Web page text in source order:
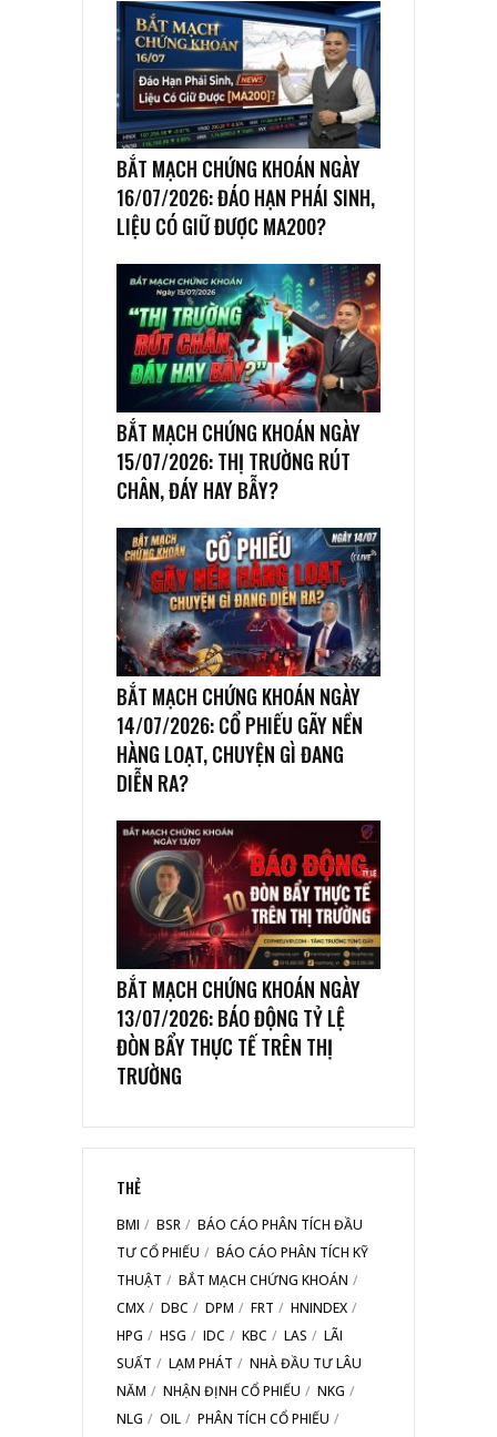
BẮT MẠCH CHỨNG KHOÁN NGÀY
16/07/2026: ĐÁO HẠN PHÁI SINH,
LIỆU CÓ GIỮ ĐƯỢC MA200?
BẮT MẠCH CHỨNG KHOÁN NGÀY
15/07/2026: THỊ TRƯỜNG RÚT
CHÂN, ĐÁY HAY BẪY?
BẮT MẠCH CHỨNG KHOÁN NGÀY
14/07/2026: CỔ PHIẾU GÃY NỀN
HÀNG LOẠT, CHUYỆN GÌ ĐANG
DIỄN RA?
BẮT MẠCH CHỨNG KHOÁN NGÀY
13/07/2026: BÁO ĐỘNG TỶ LỆ
ĐÒN BẨY THỰC TẾ TRÊN THỊ
TRƯỜNG
THẺ
BMI BSR
BÁO CÁO PHÂN TÍCH ĐẦU
TƯ CỔ PHIẾU
BÁO CÁO PHÂN TÍCH KỸ
THUẬT
BẮT MẠCH CHỨNG KHOÁN
CMX
DBC DPM FRT
HNINDEX
HPG
HSG IDC KBC LAS
LÃI
SUẤT
LẠM PHÁT
NHÀ ĐẦU TƯ LÂU
NĂM
NHẬN ĐỊNH CỔ PHIẾU
NKG
NLG
OIL
PHÂN TÍCH CỔ PHIẾU